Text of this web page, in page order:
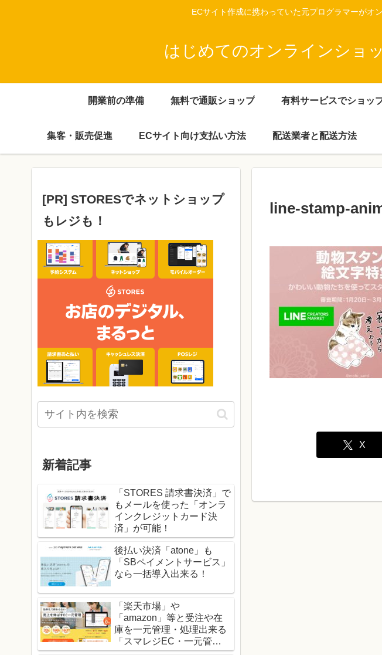
ECサイト作成に携わっていた元プログラマーがオ
はじめてのオンラインショ
開業前の準備 無料で通販ショップ 有料サービスでショッ
集客・販売促進 ECサイト向け支払い方法 配送業者と配送方法
line-stamp-
X
[PR] STORESでネットショップ
もレジも！
新着記事
「STORES 請求書決済」で
もメールを使った「オンラ
インクレジットカード決
済」が可能！
後払い決済「atone」も
「SBペイメントサービス」
なら一括導入出来る！
「楽天市場」や
「amazon」等と受注や在
庫を一元管理・処理出来る
「スマレジEC・一元管
理」！